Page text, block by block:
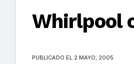
EVENTOS
Whirlpool
PUBLICADO EL 2 MAYO, 2005